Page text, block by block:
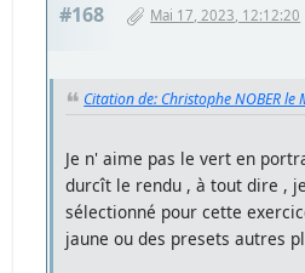
#168 Mai 17, 2023, 12:12:20
Citation de: Christophe NOBER
Je n' aime pas le vert en
durcît le rendu , à tout dire ,
sélectionné pour cette
jaune ou des presets autres